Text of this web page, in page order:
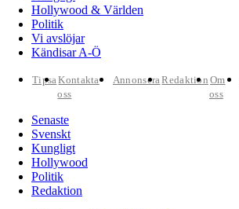
Hollywood & Världen
Politik
Vi avslöjar
Kändisar A-Ö
TipsaKontakta
oss
AnnonseraRedaktion Om
oss
Senaste
Svenskt
Kungligt
Hollywood
Politik
Redaktion